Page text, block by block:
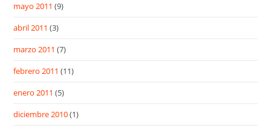
mayo 2011 (9)
abril 2011 (3)
marzo 2011 (7)
febrero 2011 (11)
enero 2011 (5)
diciembre 2010(1)